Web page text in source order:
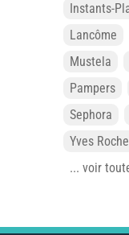
Instants-
Lancôme
Mustela
Pampers
Sephora
Yves
... voir